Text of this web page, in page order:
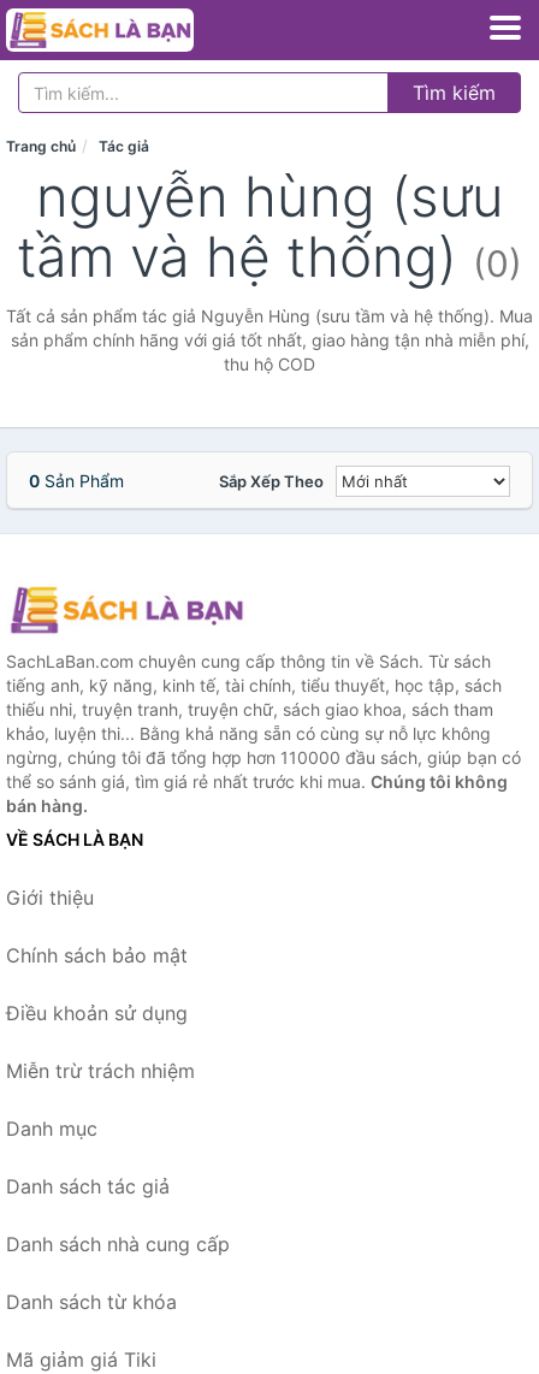
Tìm kiếm
Trang chủ Tác giả
nguyễn hùng (sưu
tầm và hệ thống) (0)
Tất cả sản phẩm tác giả Nguyễn Hùng (sưu tầm và hệ thống). Mua
sản phẩm chính hãng với giá tốt nhất, giao hàng tận nhà miễn phí,
thu hộ COD
0 Sản Phẩm Sắp Xếp Theo
SachLaBan.com chuyên cung cấp thông tin về Sách. Từ sách
tiếng anh, kỹ năng, kinh tế, tài chính, tiểu thuyết, học tập, sách
thiếu nhi, truyện tranh, truyện chữ, sách giao khoa, sách tham
khảo, luyện thi... Bằng khả năng sẵn có cùng sự nỗ lực không
ngừng, chúng tôi đã tổng hợp hơn 110000 đầu sách, giúp bạn có
thể so sánh giá, tìm giá rẻ nhất trước khi mua. Chúng tôi không
bán hàng.
VỀ SÁCH LÀ BẠN
Giới thiệu
Chính sách bảo mật
Điều khoản sử dụng
Miễn trừ trách nhiệm
Danh mục
Danh sách tác giả
Danh sách nhà cung cấp
Danh sách từ khóa
Mã giảm giá Tiki